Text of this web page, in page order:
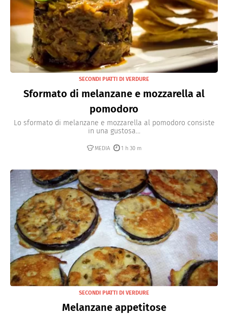
SECONDI PIATTI DI VERDURE
Sformato di melanzane e mozzarella al
pomodoro
Lo sformato di melanzane e mozzarella al pomodoro consiste
in una gustosa...
MEDIA 1 h 30 m
SECONDI PIATTI DI VERDURE
Melanzane appetitose